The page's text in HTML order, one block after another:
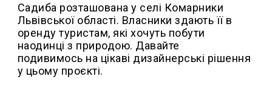
Садиба розташована у селі Комарники
Львівської області. Власники здають її в
оренду туристам, які хочуть побути
наодинці з природою. Давайте
подивимось на цікаві дизайнерські рішення
у цьому проєкті.